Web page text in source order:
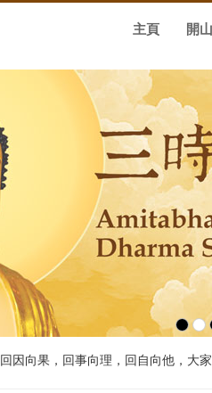
主頁 開
回因向果，回事向理，回自向他，大